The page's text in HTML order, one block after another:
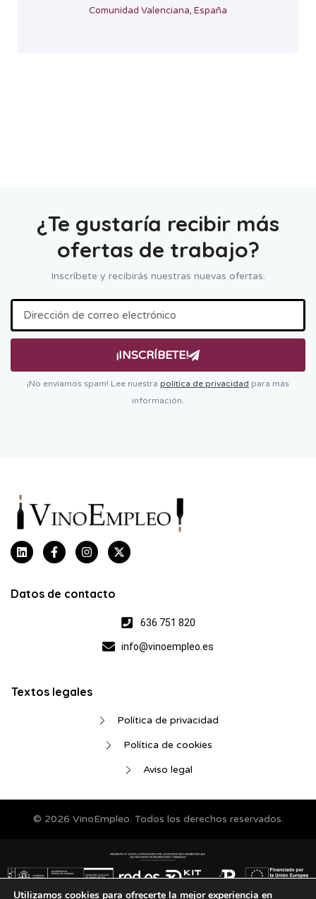
Comunidad Valenciana, España
¿Te gustaría recibir más
ofertas de trabajo?
Inscríbete y recibirás nuestras nuevas ofertas.
¡INSCRÍBETE!
¡No enviamos spam! Lee nuestra política de privacidad para más
información.
Datos de contacto
636 751 820
info@vinoempleo.es
Textos legales
Política de privacidad
Política de cookies
Aviso legal
© 2026 VinoEmpleo. Todos los derechos reservados.
Utilizamos cookies para ofrecerte la mejor experiencia en